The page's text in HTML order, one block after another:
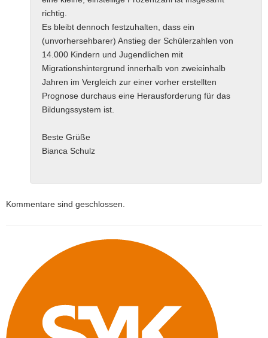
richtig.
Es bleibt dennoch festzuhalten, dass ein
(unvorhersehbarer) Anstieg der Schülerzahlen von
14.000 Kindern und Jugendlichen mit
Migrationshintergrund innerhalb von zweieinhalb
Jahren im Vergleich zur einer vorher erstellten
Prognose durchaus eine Herausforderung für das
Bildungssystem ist.
Beste Grüße
Bianca Schulz
Kommentare sind geschlossen.